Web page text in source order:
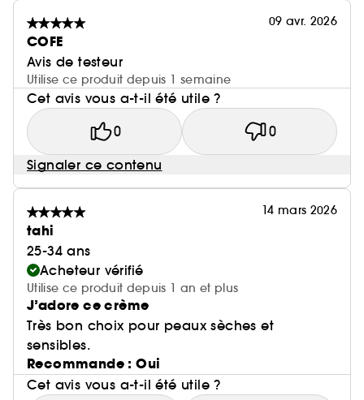
09 avr. 2026
COFE
Avis de testeur
Utilise ce produit depuis 1 semaine
Cet avis vous a-t-il été utile ?
0 0
Signaler ce contenu
14 mars 2026
tahi
25-34 ans
Acheteur vérifié
Utilise ce produit depuis 1 an et plus
J’adore ce crème
Très bon choix pour peaux sèches et
sensibles.
Recommande : Oui
Cet avis vous a-t-il été utile ?